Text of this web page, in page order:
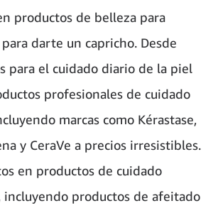
productos de belleza para
darte un capricho. Desde
para el cuidado diario de la piel
profesionales de cuidado
marcas como Kérastase,
y CeraVe a precios irresistibles.
en productos de cuidado
incluyendo productos de afeitado